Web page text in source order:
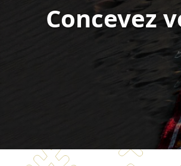
Concevez